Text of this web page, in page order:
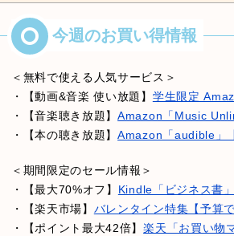
＜無料で使える人気サービス＞
・【動画&音楽 使い放題】 学生限定
・【音楽聴き放題】Amazon「Music
・【本の聴き放題】Amazon「audible」
＜期間限定のセール情報＞
・【最大70%オフ】
Kindle「ビジネス書
・【楽天市場】 バレンタイン特集【予算で
・【ポイント最大42倍】楽天「お買い物